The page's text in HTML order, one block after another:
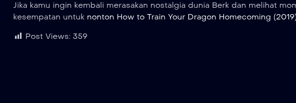
Jika kamu ingin kembali merasakan nostalgia dunia Berk dan melihat
kesempatan untuk nonton How to Train Your Dragon Homecoming
Post Views: 359